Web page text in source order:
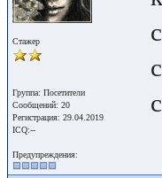
Стажер
Группа: Посетители
Сообщений: 20
Регистрация: 29.04.2019
ICQ:--
Предупреждения: